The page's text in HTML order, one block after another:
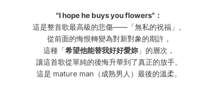
"I hope he buys you flowers"：
這是整首歌最高級的悲傷——「無私的祝福」。
從前面的悔恨轉變為對新對象的期許，
這種「希望他能替我好好愛妳 」的層次，
讓這首歌從單純的後悔升華到了真正的放手。
這是 mature man（成熟男人）最後的溫柔。